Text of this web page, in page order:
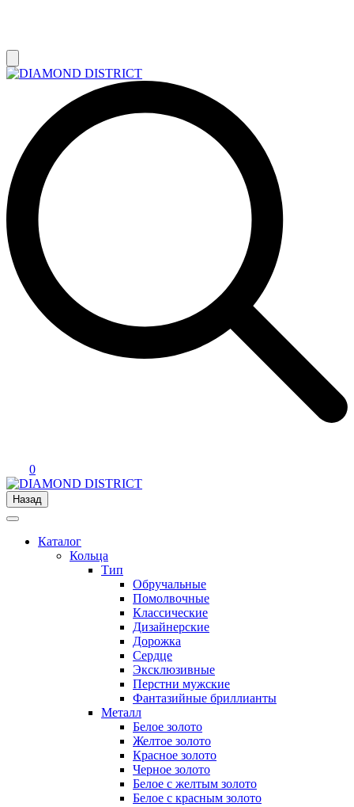
0
Назад
Каталог
Кольца
Тип
Обручальные
Помолвочные
Классические
Дизайнерские
Дорожка
Сердце
Эксклюзивные
Перстни мужские
Фантазийные бриллианты
Металл
Белое золото
Желтое золото
Красное золото
Черное золото
Белое с желтым золото
Белое с красным золото